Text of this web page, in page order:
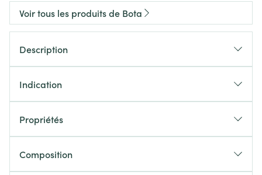
Voir tous les produits de Bota
Description
Indication
Propriétés
Composition